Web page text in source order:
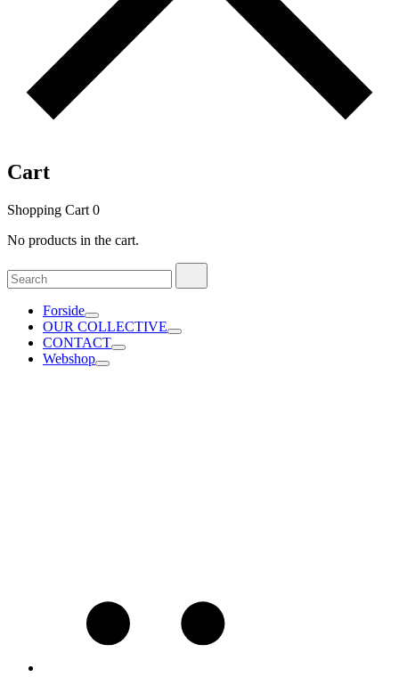
Cart
Shopping Cart 0
No products in the cart.
Search
for:
Forside
OUR COLLECTIVE
CONTACT
Webshop